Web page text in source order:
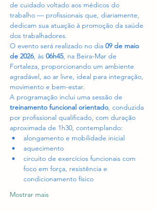
de cuidado voltado aos médicos do
trabalho — profissionais que, diariamente,
dedicam sua atuação à promoção da saúde
dos trabalhadores.
O evento será realizado no dia 09 de maio
de 2026, às 06h45, na Beira-Mar de
Fortaleza, proporcionando um ambiente
agradável, ao ar livre, ideal para integração,
movimento e bem-estar.
A programação inclui uma sessão de
treinamento funcional orientado, conduzida
por profissional qualificado, com duração
aproximada de 1h30, contemplando:
alongamento e mobilidade inicial
aquecimento
circuito de exercícios funcionais com
foco em força, resistência e
condicionamento físico
Mostrar mais